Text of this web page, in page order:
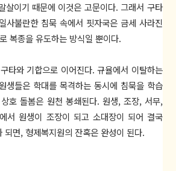
살이기 때문에 이것은 고문이다. 그래서 구타
사불란한 침묵 속에서 핏자국은 금세 사라진
복종을 유도하는 방식일 뿐이다.
타와 기합으로 이어진다. 규율에서 이탈하는
생들은 학대를 목격하는 동시에 침묵을 학습
호 돌봄은 원천 봉쇄된다. 원생, 조장, 서무,
서 원생이 조장이 되고 소대장이 되어 결국
되면, 형제복지원의 잔혹은 완성이 된다.